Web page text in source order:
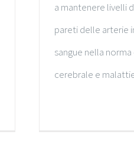
a mantenere livelli
pareti delle arterie
sangue nella
cerebrale e